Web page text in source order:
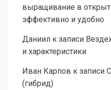
выращивание в
эффективно и удобно
Даниил к записи
и характеристики
Иван Карпов к записи
(гибрид)